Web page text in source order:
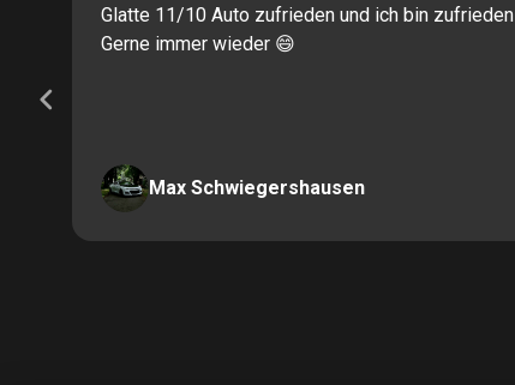
Glatte 11/10 Auto zufrieden und ich bin zufrieden
Gerne immer wieder 😄
Max Schwiegershausen